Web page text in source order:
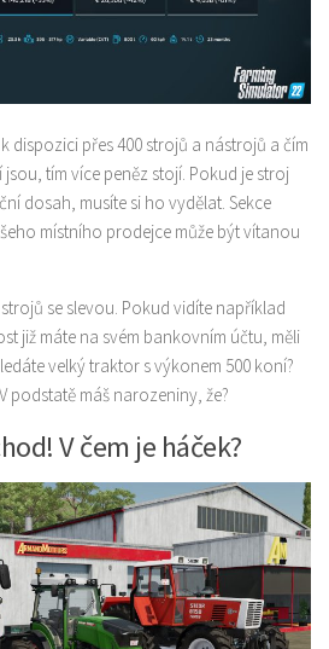
dispozici přes 400 strojů a nástrojů a čím
tím více peněz stojí. Pokud je stroj
dosah, musíte si ho vydělat. Sekce
místního prodejce může být vítanou
se slevou. Pokud vidíte například
již máte na svém bankovním účtu, měli
velký traktor s výkonem 500 koní?
podstatě máš narozeniny, že?
V čem je háček?